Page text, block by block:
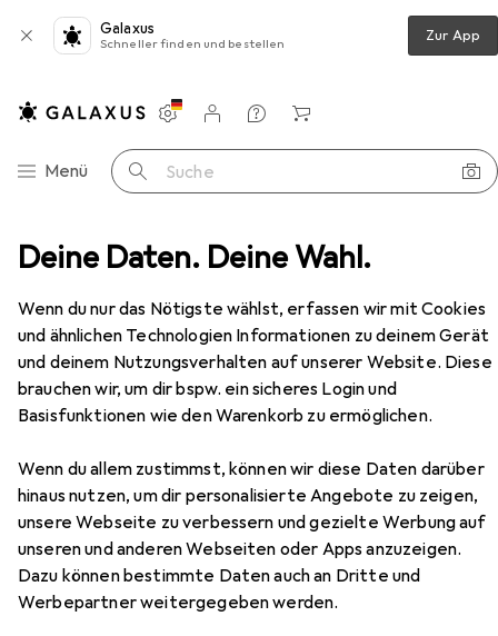
Deine Daten. Deine Wahl.
Wenn du nur das Nötigste wählst, erfassen wir mit Cookies
und ähnlichen Technologien Informationen zu deinem Gerät
und deinem Nutzungsverhalten auf unserer Website. Diese
brauchen wir, um dir bspw. ein sicheres Login und
Basisfunktionen wie den Warenkorb zu ermöglichen.
Wenn du allem zustimmst, können wir diese Daten darüber
hinaus nutzen, um dir personalisierte Angebote zu zeigen,
unsere Webseite zu verbessern und gezielte Werbung auf
unseren und anderen Webseiten oder Apps anzuzeigen.
Dazu können bestimmte Daten auch an Dritte und
Werbepartner weitergegeben werden.
Galaxus
Schneller finden und bestellen Zur App
Navigation nach Kategorien
Menü Suche
Einstellungen
Kundenkonto
Vergleichslisten
Merklisten
Warenkorb
+ Schliesszylinder Heusser Zylinderolive 3413.2
EUR
119,–
Heusser Zylinderolive 3413.2
Zubehör für Heusser
Zylinderolive 3413.2
Hier findest du passendes Zubehör zum Produkt Heusser
Zylinderolive 3413.2 aus der Kategorie Türschloss +
Schliesszylinder.